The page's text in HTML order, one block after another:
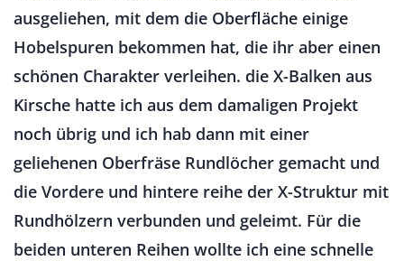
ausgeliehen, mit dem die Oberfläche einige
Hobelspuren bekommen hat, die ihr aber einen
schönen Charakter verleihen. die X-Balken aus
Kirsche hatte ich aus dem damaligen Projekt
noch übrig und ich hab dann mit einer
geliehenen Oberfräse Rundlöcher gemacht und
die Vordere und hintere reihe der X-Struktur mit
Rundhölzern verbunden und geleimt. Für die
beiden unteren Reihen wollte ich eine schnelle